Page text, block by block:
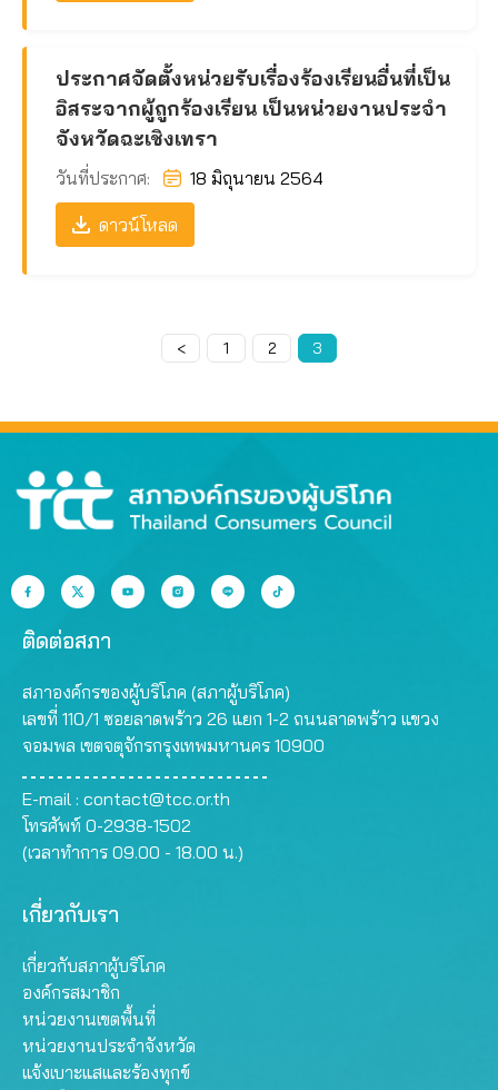
ประกาศจัดตั้งหน่วยรับเรื่องร้องเรียนอื่นที่เป็น
อิสระจากผู้ถูกร้องเรียน เป็นหน่วยงานประจำ
จังหวัดฉะเชิงเทรา
วันที่ประกาศ: 18 มิถุนายน 2564
ดาวน์โหลด
< Page
1 Page
2 Page
3
ติดต่อสภา
สภาองค์กรของผู้บริโภค (สภาผู้บริโภค)
เลขที่ 110/1 ซอยลาดพร้าว 26 แยก 1-2 ถนนลาดพร้าว แขวง
จอมพล เขตจตุจักรกรุงเทพมหานคร 10900
E-mail : contact@tcc.or.th
โทรศัพท์ 0-2938-1502
(เวลาทำการ 09.00 - 18.00 น.)
เกี่ยวกับเรา
เกี่ยวกับสภาผู้บริโภค
องค์กรสมาชิก
หน่วยงานเขตพื้นที่
หน่วยงานประจำจังหวัด
แจ้งเบาะแสและร้องทุกข์